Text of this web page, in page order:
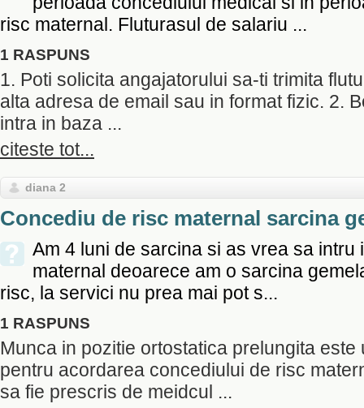
risc maternal. Fluturasul de salariu ...
1 RASPUNS
1. Poti solicita angajatorului sa-ti trimita
alta adresa de email sau in format fizic. 2.
intra in baza ...
citeste tot...
diana 2
Concediu de risc maternal sarcina
Am 4 luni de sarcina si as vrea sa intru
maternal deoarece am o sarcina
risc, la servici nu prea mai pot s...
1 RASPUNS
Munca in pozitie ortostatica prelungita este
pentru acordarea concediului de risc
sa fie prescris de meidcul ...